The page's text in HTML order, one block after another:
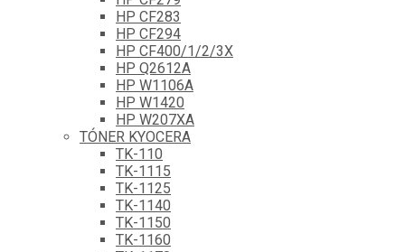
HP CF283
HP CF294
HP CF400/1/2/3X
HP Q2612A
HP W1106A
HP W1420
HP W207XA
TÓNER KYOCERA
TK-110
TK-1115
TK-1125
TK-1140
TK-1150
TK-1160